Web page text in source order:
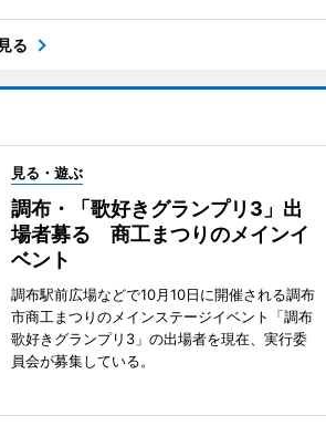
る
見る・遊ぶ
調布・「歌好きグランプリ3」出
場者募る 商工まつりのメインイ
ベント
調布駅前広場などで10月10日に開催される調布
市商工まつりのメインステージイベント「調布
歌好きグランプリ3」の出場者を現在、実行委
員会が募集している。